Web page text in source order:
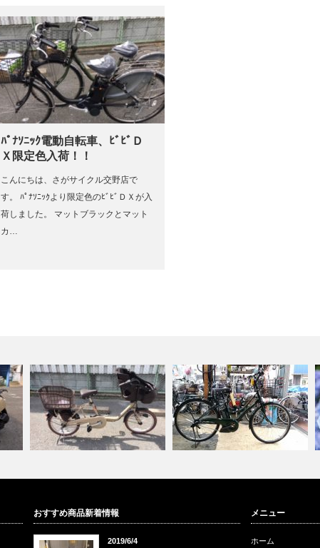
ﾊﾟﾅｿﾆｯｸ電動自転車、ﾋﾞﾋﾞＤ
Ｘ限定色入荷！！
こんにちは、さがサイクル交野店で
す。 ﾊﾟﾅｿﾆｯｸより限定色のﾋﾞﾋﾞＤＸが入
荷しました。 マットブラックとマット
カ…
Ｄ、電動自転…
牧野店 PAS Ami展示中！
おすすめ商品新着情報
2019/6/4
メニュー
ホーム